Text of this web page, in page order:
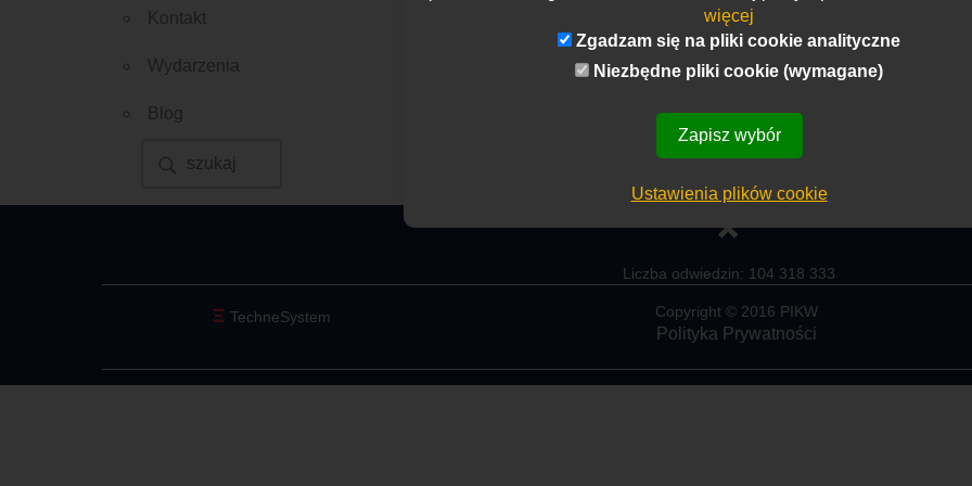
W związku z dynamicznym rozwojem poszukujemy kandydatów
Kontakt
Wydarzenia
Blog
Liczba odwiedzin: 104 318 333
Ξ TechneSystem Copyright © 2016 PIKW
Polityka Prywatności
więcej
Zgadzam się na pliki cookie analityczne
Niezbędne pliki cookie (wymagane)
Zapisz wybór
Ustawienia plików cookie